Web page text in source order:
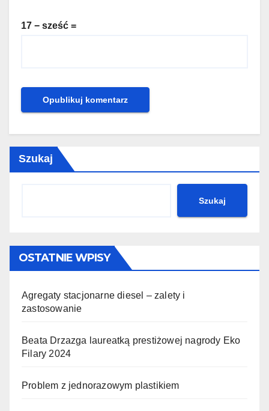
17 − sześć =
Szukaj
Szukaj
OSTATNIE WPISY
Agregaty stacjonarne diesel – zalety i
zastosowanie
Beata Drzazga laureatką prestiżowej nagrody Eko
Filary 2024
Problem z jednorazowym plastikiem